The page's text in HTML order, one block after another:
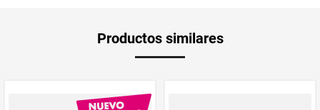
Productos similares